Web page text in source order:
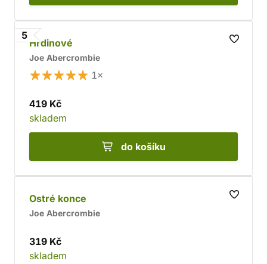
5
Hrdinové
Joe Abercrombie
1×
419 Kč
skladem
do košíku
Ostré konce
Joe Abercrombie
319 Kč
skladem